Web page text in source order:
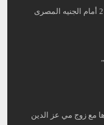
سعر الدولار اليوم الأحد 21/9/2025 أمام الجنيه المصرى
مع زوج مي عز الدين